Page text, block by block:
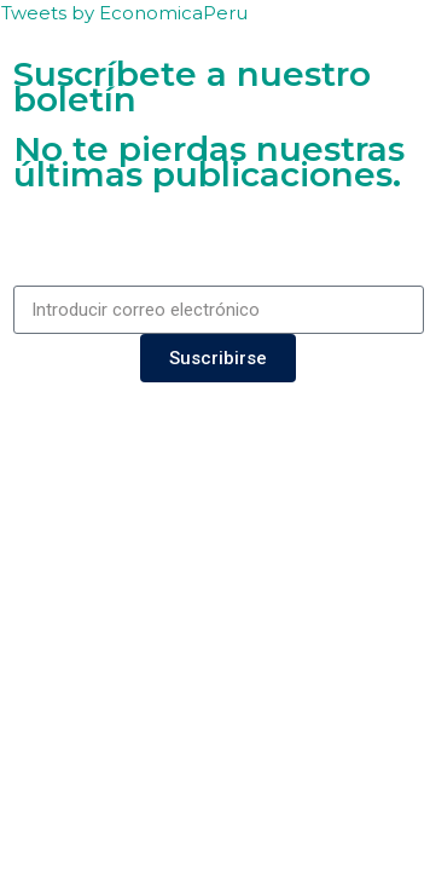
Tweets by EconomicaPeru
Suscríbete a nuestro
boletín
No te pierdas nuestras
últimas publicaciones.
Suscribirse